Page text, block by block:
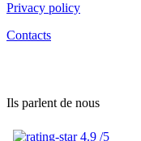
Privacy policy
Contacts
Ils parlent de nous